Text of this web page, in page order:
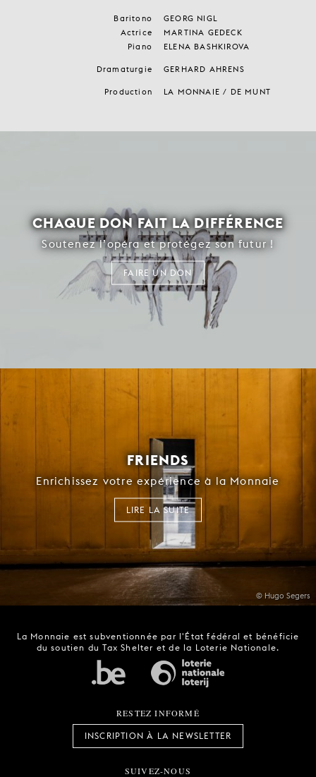
Baritono
GEORG NIGL
Actrice
MARTINA GEDECK
Piano
ELENA BASHKIROVA
Dramaturgie GERHARD AHRENS
Production LA MONNAIE / DE MUNT
CHAQUE DON FAIT LA DIFFÉRENCE
Soutenez l’opéra et protégez son futur !
FAIRE UN DON
© Hugo Segers
FRIENDS
Enrichissez votre expérience à la Monnaie
LIRE LA SUITE
La Monnaie est subventionnée par l'État fédéral et bénéficie
du soutien du Tax Shelter et de la Loterie Nationale.
RESTEZ INFORMÉ
INSCRIPTION À LA NEWSLETTER
SUIVEZ-NOUS